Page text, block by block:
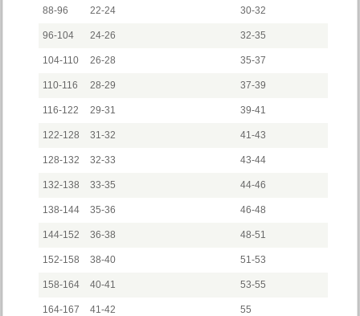
88-96 22-24 30-32
96-104 24-26 32-35
104-110 26-28 35-37
110-116 28-29 37-39
116-122 29-31 39-41
122-128 31-32 41-43
128-132 32-33 43-44
132-138 33-35 44-46
138-144 35-36 46-48
144-152 36-38 48-51
152-158 38-40 51-53
158-164 40-41 53-55
164-167 41-42 55